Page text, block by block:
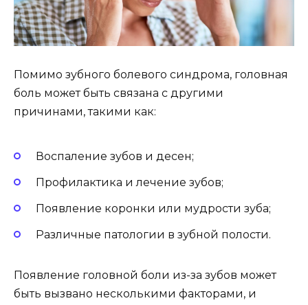
Помимо зубного болевого синдрома, головная
боль может быть связана с другими
причинами, такими как:
Воспаление зубов и десен;
Профилактика и лечение зубов;
Появление коронки или мудрости зуба;
Различные патологии в зубной полости.
Появление головной боли из-за зубов может
быть вызвано несколькими факторами, и